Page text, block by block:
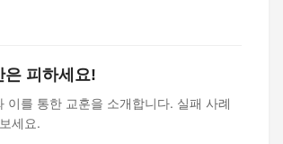
은 피하세요!
이를 통한 교훈을 소개합니다. 실패 사례
세요.